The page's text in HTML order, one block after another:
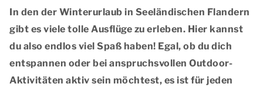
In den der Winterurlaub in Seeländischen Flandern
gibt es viele tolle Ausflüge zu erleben. Hier kannst
du also endlos viel Spaß haben! Egal, ob du dich
entspannen oder bei anspruchsvollen Outdoor-
Aktivitäten aktiv sein möchtest, es ist für jeden